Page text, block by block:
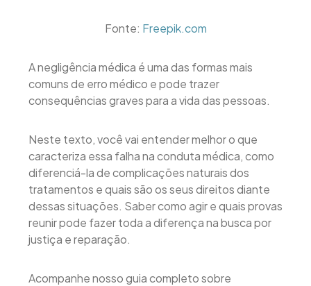
Fonte: Freepik.com
A negligência médica é uma das formas mais
comuns de erro médico e pode trazer
consequências graves para a vida das pessoas.
Neste texto, você vai entender melhor o que
caracteriza essa falha na conduta médica, como
diferenciá-la de complicações naturais dos
tratamentos e quais são os seus direitos diante
dessas situações. Saber como agir e quais provas
reunir pode fazer toda a diferença na busca por
justiça e reparação.
Acompanhe nosso guia completo sobre